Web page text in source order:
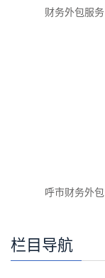
财务外包服务
呼市财务外包
栏目导航